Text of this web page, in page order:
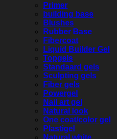
Primer
building base
Blushes
Rubber Base
Fibercoat
Liquid Builder Gel
Topgels
Standaard gels
Sculpting gels
Fiber gels
Powergel
Nail art gel
Natural look
One coat/color gel
Plastigel